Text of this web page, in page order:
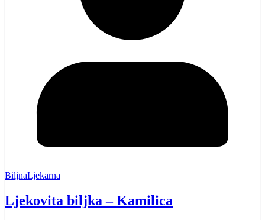
BiljnaLjekarna
Ljekovita biljka – Kamilica